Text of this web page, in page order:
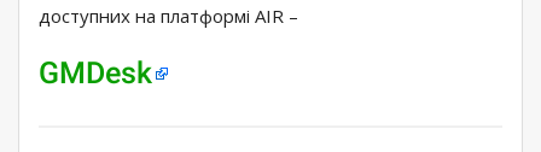
доступних на платформі AIR –
GMDesk